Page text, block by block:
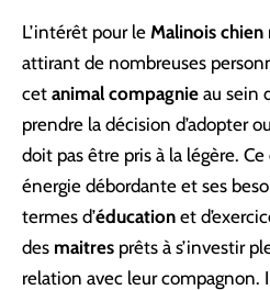
L’intérêt pour le Malinois chien
attirant de nombreuses
cet animal compagnie au sein
prendre la décision d’adopter
doit pas être pris à la légère. Ce
énergie débordante et ses
termes d’éducation et
des maitres prêts à s’investir
relation avec leur compagnon.